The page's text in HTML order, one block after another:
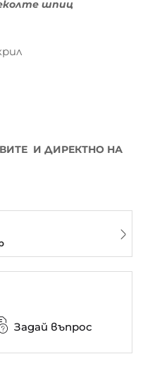
шпиц
И ДИРЕКТНО НА
Задай въпрос